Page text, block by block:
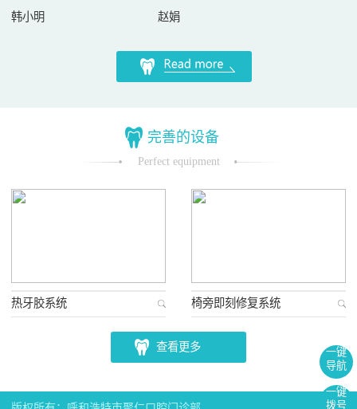
韩小明 赵娟
完善的设备
Perfect equipment
热牙胶系统 椅旁即刻修复系统
查看更多
一键
拨号
一键
导航